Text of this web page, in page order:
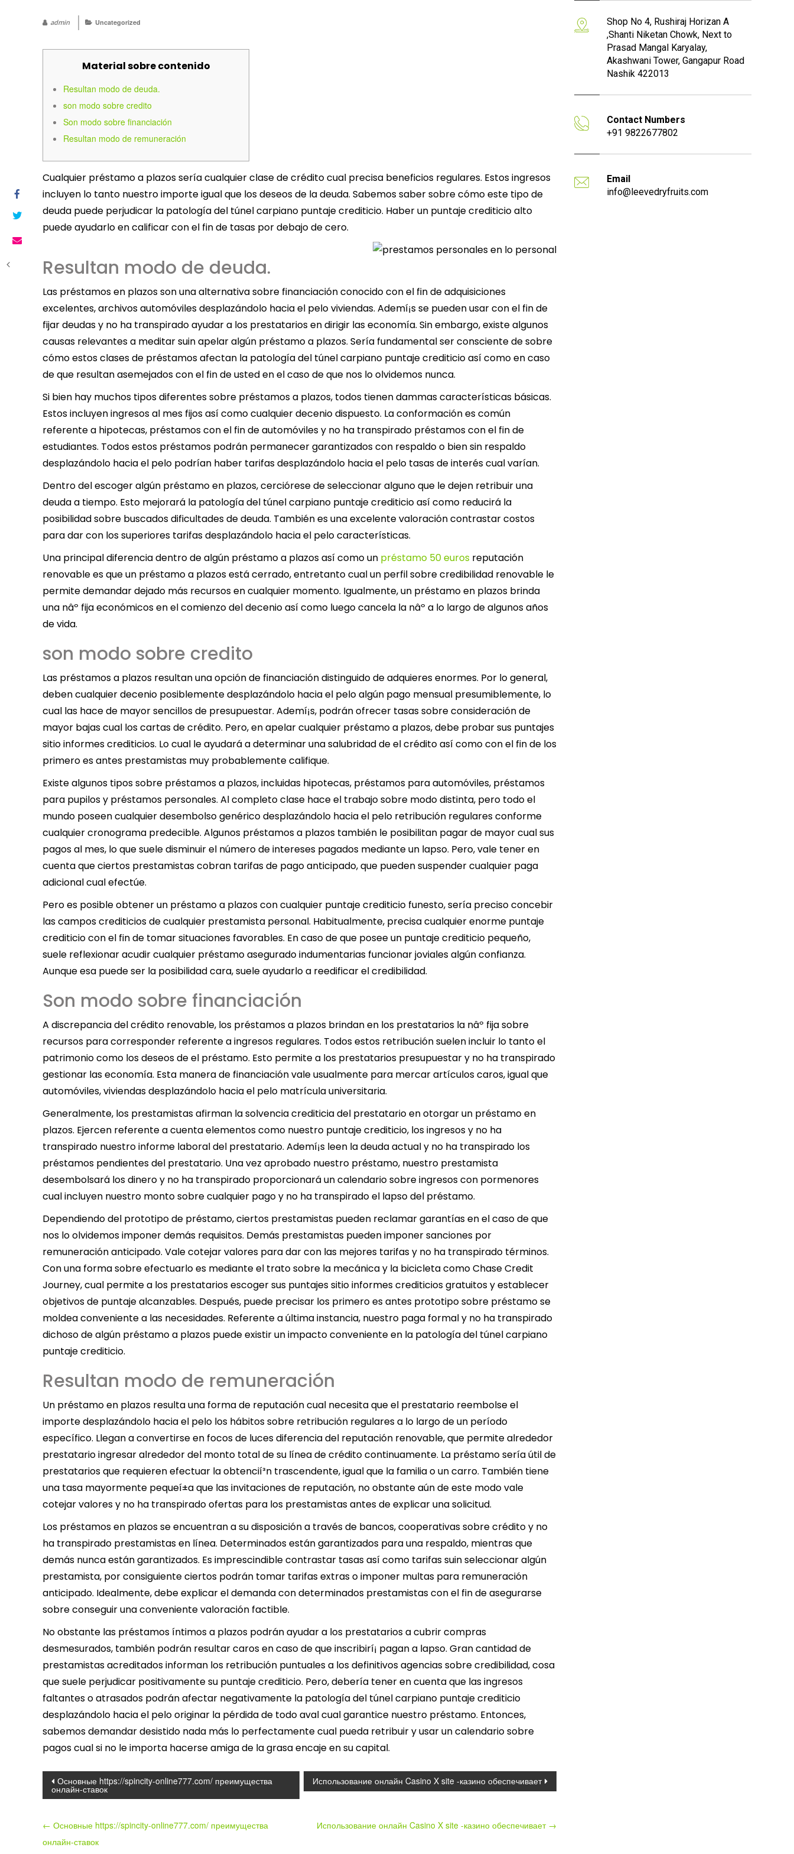
admin Uncategorized
Material sobre contenido
Resultan modo de deuda.
son modo sobre credito
Son modo sobre financiación
Resultan modo de remuneración
Cualquier préstamo a plazos serí­a cualquier clase de crédito cual precisa beneficios regulares. Estos ingresos
incluyen lo tanto nuestro importe igual que los deseos de la deuda. Sabemos saber sobre cómo este tipo de
deuda puede perjudicar la patologí­a del túnel carpiano puntaje crediticio. Haber un puntaje crediticio alto
puede ayudarlo en calificar con el fin de tasas por debajo de cero.
Resultan modo de deuda.
Las préstamos en plazos son una alternativa sobre financiación conocido con el fin de adquisiciones
excelentes, archivos automóviles desplazándolo hacia el pelo viviendas. Ademí¡s se pueden usar con el fin de
fijar deudas y no ha transpirado ayudar a los prestatarios en dirigir las economía. Sin embargo, existe algunos
causas relevantes a meditar suin apelar algún préstamo a plazos. Serí­a fundamental ser consciente de sobre
cómo estos clases de préstamos afectan la patologí­a del túnel carpiano puntaje crediticio así­ como en caso
de que resultan asemejados con el fin de usted en el caso de que nos lo olvidemos nunca.
Si bien hay muchos tipos diferentes sobre préstamos a plazos, todos tienen dammas características básicas.
Estos incluyen ingresos al mes fijos así­ como cualquier decenio dispuesto. La conformación es común
referente a hipotecas, préstamos con el fin de automóviles y no ha transpirado préstamos con el fin de
estudiantes. Todos estos préstamos podrán permanecer garantizados con respaldo o bien sin respaldo
desplazándolo hacia el pelo podrían haber tarifas desplazándolo hacia el pelo tasas de interés cual varían.
Dentro del escoger algún préstamo en plazos, cerciórese de seleccionar alguno que le dejen retribuir una
deuda a tiempo. Esto mejorará la patologí­a del túnel carpiano puntaje crediticio así­ como reducirá la
posibilidad sobre buscados dificultades de deuda. También es una excelente valoración contrastar costos
para dar con los superiores tarifas desplazándolo hacia el pelo características.
Una principal diferencia dentro de algún préstamo a plazos así­ como un préstamo 50 euros reputación
renovable es que un préstamo a plazos está cerrado, entretanto cual un perfil sobre credibilidad renovable le
permite demandar dejado más recursos en cualquier momento. Igualmente, un préstamo en plazos brinda
una nâº fija económicos en el comienzo del decenio así­ como luego cancela la nâº a lo largo de algunos años
de vida.
son modo sobre credito
Las préstamos a plazos resultan una opción de financiación distinguido de adquieres enormes. Por lo general,
deben cualquier decenio posiblemente desplazándolo hacia el pelo algún pago mensual presumiblemente, lo
cual las hace de mayor sencillos de presupuestar. Ademí¡s, podrán ofrecer tasas sobre consideración de
mayor bajas cual los cartas de crédito. Pero, en apelar cualquier préstamo a plazos, debe probar sus puntajes
sitio informes crediticios. Lo cual le ayudará a determinar una salubridad de el crédito así­ como con el fin de los
primero es antes prestamistas muy probablemente califique.
Existe algunos tipos sobre préstamos a plazos, incluidas hipotecas, préstamos para automóviles, préstamos
para pupilos y préstamos personales. Al completo clase hace el trabajo sobre modo distinta, pero todo el
mundo poseen cualquier desembolso genérico desplazándolo hacia el pelo retribución regulares conforme
cualquier cronograma predecible. Algunos préstamos a plazos también le posibilitan pagar de mayor cual sus
pagos al mes, lo que suele disminuir el número de intereses pagados mediante un lapso. Pero, vale tener en
cuenta que ciertos prestamistas cobran tarifas de pago anticipado, que pueden suspender cualquier paga
adicional cual efectúe.
Pero es posible obtener un préstamo a plazos con cualquier puntaje crediticio funesto, serí­a preciso concebir
las campos crediticios de cualquier prestamista personal. Habitualmente, precisa cualquier enorme puntaje
crediticio con el fin de tomar situaciones favorables. En caso de que posee un puntaje crediticio pequeño,
suele reflexionar acudir cualquier préstamo asegurado indumentarias funcionar joviales algún confianza.
Aunque esa puede ser la posibilidad cara, suele ayudarlo a reedificar el credibilidad.
Son modo sobre financiación
A discrepancia del crédito renovable, los préstamos a plazos brindan en los prestatarios la nâº fija sobre
recursos para corresponder referente a ingresos regulares. Todos estos retribución suelen incluir lo tanto el
patrimonio como los deseos de el préstamo. Esto permite a los prestatarios presupuestar y no ha transpirado
gestionar las economía. Esta manera de financiación vale usualmente para mercar artículos caros, igual que
automóviles, viviendas desplazándolo hacia el pelo matrícula universitaria.
Generalmente, los prestamistas afirman la solvencia crediticia del prestatario en otorgar un préstamo en
plazos. Ejercen referente a cuenta elementos como nuestro puntaje crediticio, los ingresos y no ha
transpirado nuestro informe laboral del prestatario. Ademí¡s leen la deuda actual y no ha transpirado los
préstamos pendientes del prestatario. Una vez aprobado nuestro préstamo, nuestro prestamista
desembolsará los dinero y no ha transpirado proporcionará un calendario sobre ingresos con pormenores
cual incluyen nuestro monto sobre cualquier pago y no ha transpirado el lapso del préstamo.
Dependiendo del prototipo de préstamo, ciertos prestamistas pueden reclamar garantías en el caso de que
nos lo olvidemos imponer demás requisitos. Demás prestamistas pueden imponer sanciones por
remuneración anticipado. Vale cotejar valores para dar con las mejores tarifas y no ha transpirado términos.
Con una forma sobre efectuarlo es mediante el trato sobre la mecánica y la bicicleta como Chase Credit
Journey, cual permite a los prestatarios escoger sus puntajes sitio informes crediticios gratuitos y establecer
objetivos de puntaje alcanzables. Después, puede precisar los primero es antes prototipo sobre préstamo se
moldea conveniente a las necesidades. Referente a última instancia, nuestro paga formal y no ha transpirado
dichoso de algún préstamo a plazos puede existir un impacto conveniente en la patologí­a del túnel carpiano
puntaje crediticio.
Resultan modo de remuneración
Un préstamo en plazos resulta una forma de reputación cual necesita que el prestatario reembolse el
importe desplazándolo hacia el pelo los hábitos sobre retribución regulares a lo largo de un período
específico. Llegan a convertirse en focos de luces diferencia del reputación renovable, que permite alrededor
prestatario ingresar alrededor del monto total de su línea de crédito continuamente. La préstamo serí­a útil de
prestatarios que requieren efectuar la obtencií³n trascendente, igual que la familia o un carro. También tiene
una tasa mayormente pequeí±a que las invitaciones de reputación, no obstante aún de este modo vale
cotejar valores y no ha transpirado ofertas para los prestamistas antes de explicar una solicitud.
Los préstamos en plazos se encuentran a su disposición a través de bancos, cooperativas sobre crédito y no
ha transpirado prestamistas en línea. Determinados están garantizados para una respaldo, mientras que
demás nunca están garantizados. Es imprescindible contrastar tasas así­ como tarifas suin seleccionar algún
prestamista, por consiguiente ciertos podrán tomar tarifas extras o imponer multas para remuneración
anticipado. Idealmente, debe explicar el demanda con determinados prestamistas con el fin de asegurarse
sobre conseguir una conveniente valoración factible.
No obstante las préstamos íntimos a plazos podrán ayudar a los prestatarios a cubrir compras
desmesurados, también podrán resultar caros en caso de que inscribirí¡ pagan a lapso. Gran cantidad de
prestamistas acreditados informan los retribución puntuales a los definitivos agencias sobre credibilidad, cosa
que suele perjudicar positivamente su puntaje crediticio. Pero, debería tener en cuenta que las ingresos
faltantes o atrasados ​​podrán afectar negativamente la patologí­a del túnel carpiano puntaje crediticio
desplazándolo hacia el pelo originar la pérdida de todo aval cual garantice nuestro préstamo. Entonces,
sabemos demandar desistido nada más lo perfectamente cual pueda retribuir y usar un calendario sobre
pagos cual si no le importa hacerse amiga de la grasa encaje en su capital.
Post
navigation
Основные https://spincity-online777.com/ преимущества
онлайн-ставок
Использование онлайн Casino X site -казино обеспечивает
← Основные https://spincity-online777.com/ преимущества
онлайн-ставок
Использование онлайн Casino X site -казино обеспечивает →
Shop No 4, Rushiraj Horizan A
,Shanti Niketan Chowk, Next to
Prasad Mangal Karyalay,
Akashwani Tower, Gangapur Road
Nashik 422013
Contact Numbers
+91 9822677802
Email
info@leevedryfruits.com